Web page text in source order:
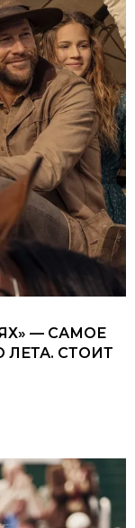
— САМОЕ
ЛЕТА. СТОИТ